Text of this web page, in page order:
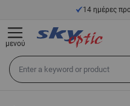
Μετάβαση στο περιεχόμενο
14 ημέρες
Αναζήτηση σε όλο το
μενού